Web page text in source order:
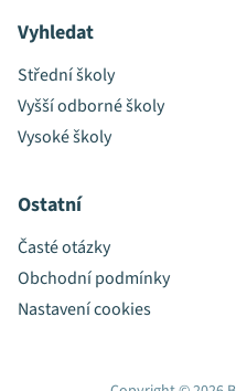
Vyhledat
Střední školy
Vyšší odborné školy
Vysoké školy
Ostatní
Časté otázky
Obchodní podmínky
Nastavení cookies